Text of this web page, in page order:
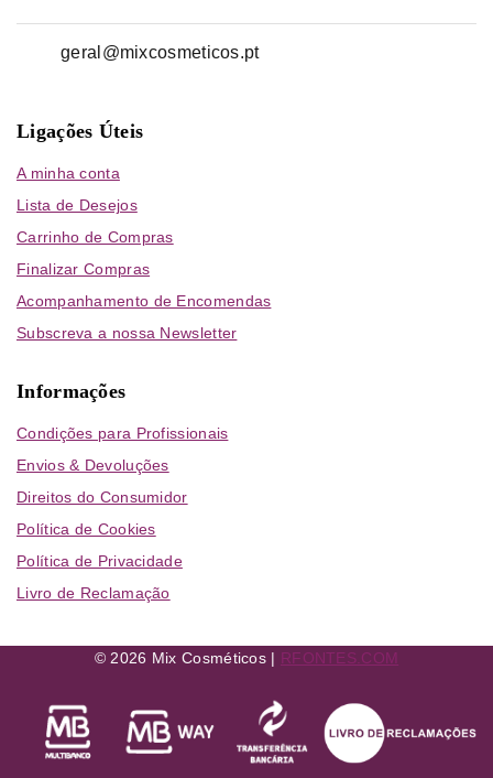
geral@mixcosmeticos.pt
Ligações Úteis
A minha conta
Lista de Desejos
Carrinho de Compras
Finalizar Compras
Acompanhamento de Encomendas
Subscreva a nossa Newsletter
Informações
Condições para Profissionais
Envios & Devoluções
Direitos do Consumidor
Política de Cookies
Política de Privacidade
Livro de Reclamação
© 2026 Mix Cosméticos | RFONTES.COM